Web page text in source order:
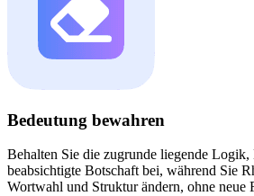
Bedeutung bewahren
Behalten Sie die zugrunde liegende
beabsichtigte Botschaft bei, während Sie
Wortwahl und Struktur ändern, ohne neue